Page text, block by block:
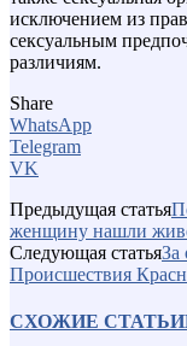
исключением из
сексуальным
различиям.
Share
WhatsApp
Telegram
VK
Предыдущая статья
женщину нашли
Следующая статьяЗа
Происшествия
СХОЖИЕ СТАТЬИ